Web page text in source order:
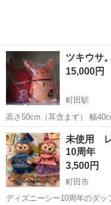
ツキウサ
15,000円
町田駅
東京 町田市 町田駅
未使用
10周年
3,500円
町田市
ディズニーシー10周年のダ